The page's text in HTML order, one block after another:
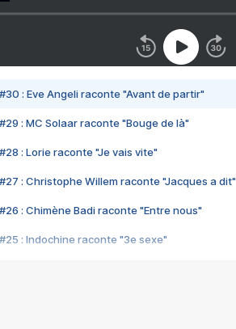
#30 : Eve Angeli raconte "Avant de partir"
#29 : MC Solaar raconte "Bouge de là"
#28 : Lorie raconte "Je vais vite"
#27 : Christophe Willem raconte "Jacques a dit"
#26 : Chimène Badi raconte "Entre nous"
#25 : Indochine raconte "3e sexe"